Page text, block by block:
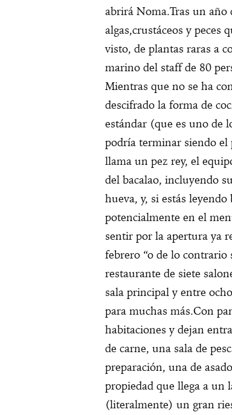
abrirá Noma.Tras un año
algas,crustáceos y peces
visto, de plantas raras a
marino del staff de 80
Mientras que no se ha
descifrado la forma de
estándar (que es uno de
podría terminar siendo
llama un pez rey, el
del bacalao, incluyendo
hueva, y, si estás
potencialmente en el
sentir por la apertura ya
febrero “o de lo contrario
restaurante de siete
sala principal y entre
para muchas más.Con
habitaciones y dejan
de carne, una sala de
preparación, una de
propiedad que llega a un
(literalmente) un gran